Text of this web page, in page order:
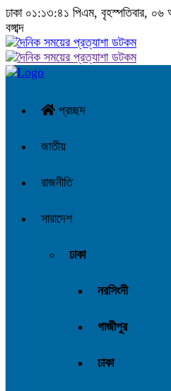
ঢাকা ০১:১৩:৪২ পিএম, বৃহস্পতিবার,
বঙ্গাব্দ
প্রচ্ছদ
জাতীয়
রাজনীতি
সারাদেশ
ঢাকা
নরসিংদী
গাজীপুর
ঢাকা